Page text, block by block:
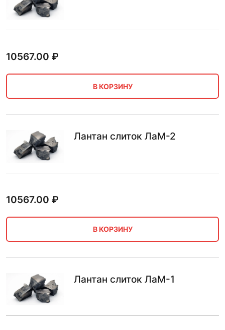
10567.00 ₽
В КОРЗИНУ
Лантан слиток ЛаМ-2
10567.00 ₽
В КОРЗИНУ
Лантан слиток ЛаМ-1